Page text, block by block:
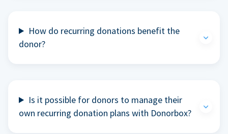
How do recurring donations benefit the
donor?
Is it possible for donors to manage their
own recurring donation plans with Donorbox?